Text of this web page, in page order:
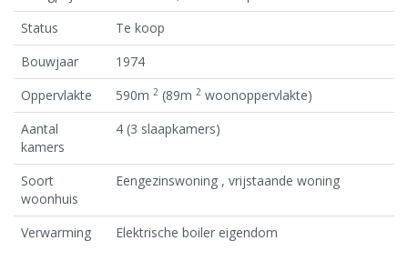
Status
Te koop
Bouwjaar
1974
Oppervlakte
590m 2 (89m 2 woonoppervlakte)
Aantal
kamers
4 (3 slaapkamers)
Soort
woonhuis
Eengezinswoning , vrijstaande woning
Verwarming Elektrische boiler eigendom